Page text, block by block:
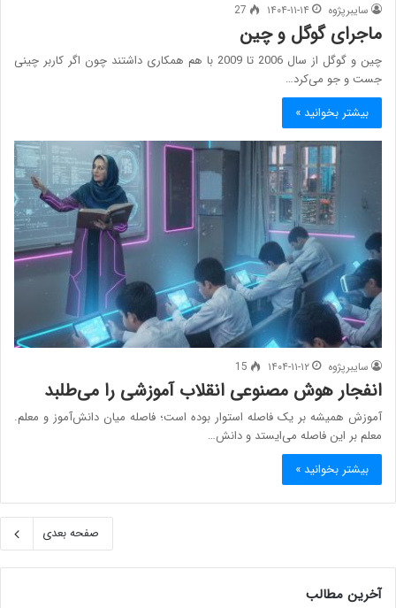
سایبرپژوه ۱۴۰۴-۱۱-۱۴ 27
ماجرای گوگل و چین
چین و گوگل از سال 2006 تا 2009 با هم همکاری داشتند چون اگر کاربر چینی
جست و جو می‌کرد…
بیشتر بخوانید »
سایبرپژوه ۱۴۰۴-۱۱-۱۲ 15
انفجار هوش مصنوعی انقلاب آموزشی را می‌طلبد
آموزش همیشه بر یک فاصله استوار بوده است؛ فاصله میان دانش‌آموز و معلم.
معلم بر این فاصله می‌ایستد و دانش…
بیشتر بخوانید »
صفحه بعدی
آخرین مطالب